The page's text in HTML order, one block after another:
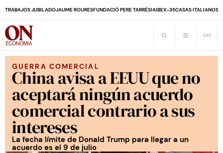
TRABAJOS JUBILADOJAUME ROURESFUNDACIÓ PERE TARRÉSIAIBEX-35CASAS ITALIANOS
GUERRA COMERCIAL
China avisa a EEUU que no
aceptará ningún acuerdo
comercial contrario a sus
intereses
La fecha límite de Donald Trump para llegar a un
acuerdo es el 9 de julio